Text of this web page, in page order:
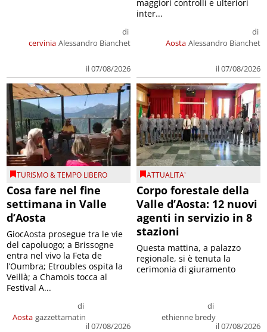
cervinia
di
Alessandro Bianchet
il 07/08/2026
Aosta
di
Alessandro Bianchet
il 07/08/2026
maggiori controlli e ulteriori
inter...
TURISMO & TEMPO LIBERO
Cosa fare nel fine
settimana in Valle
d’Aosta
Aosta
di
gazzettamatin
il 07/08/2026
GiocAosta prosegue tra le vie
del capoluogo; a Brissogne
entra nel vivo la Feta de
l’Oumbra; Etroubles ospita la
Veillà; a Chamois tocca al
Festival A...
ATTUALITA'
Corpo forestale della
Valle d’Aosta: 12 nuovi
agenti in servizio in 8
stazioni
di
ethienne bredy
il 07/08/2026
Questa mattina, a palazzo
regionale, si è tenuta la
cerimonia di giuramento